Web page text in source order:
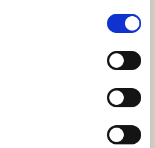
a prostor pro
mají chuť se
centru